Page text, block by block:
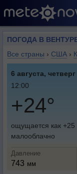
ПОГОДА В
Все страны › США ›
6 августа, четверг
12:00
+24°
ощущается как +25
малооблачно
Давление
743 мм